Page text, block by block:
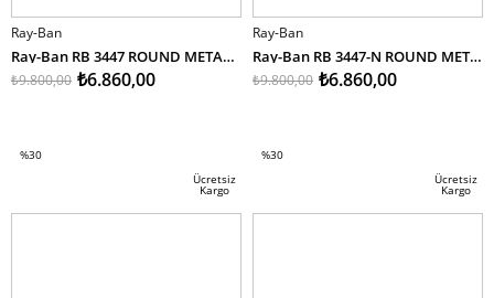
Ray-Ban
Ray-Ban RB 3447 ROUND METAL 001 53
₺6.860,00
₺9.800,00
%30
Ücretsiz
Kargo
Ray-Ban
Ray-Ban RB 3447-N ROUND METAL 001 50
₺6.860,00
₺9.800,00
%30
Ücretsiz
Kargo